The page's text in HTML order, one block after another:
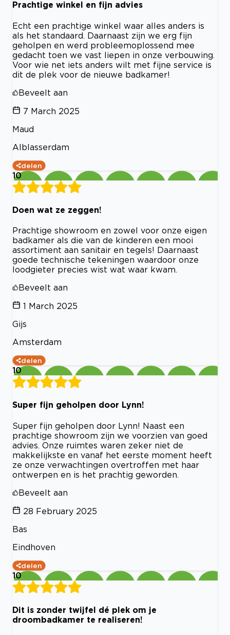
Prachtige winkel en fijn advies
Echt een prachtige winkel waar alles anders is
als het standaard. Daarnaast zijn we erg fijn
geholpen en werd probleemoplossend mee
gedacht toen we vast liepen in onze verbouwing.
Voor wie net iets anders wilt met fijne service is
dit de plek voor de nieuwe badkamer!
Beveelt aan
7 March 2025
Maud
Alblasserdam
delen
10
Doen wat ze zeggen!
Prachtige showroom en zowel voor onze eigen
badkamer als die van de kinderen een mooi
assortiment aan sanitair en tegels! Daarnaast
goede technische tekeningen waardoor onze
loodgieter precies wist wat waar kwam.
Beveelt aan
1 March 2025
Gijs
Amsterdam
delen
10
Super fijn geholpen door Lynn!
Super fijn geholpen door Lynn! Naast een
prachtige showroom zijn we voorzien van goed
advies. Onze ruimtes waren zeker niet de
makkelijkste en vanaf het eerste moment heeft
ze onze verwachtingen overtroffen met haar
ontwerpen en is het prachtig geworden.
Beveelt aan
28 February 2025
Bas
Eindhoven
delen
10
Dit is zonder twijfel dé plek om je
droombadkamer te realiseren!